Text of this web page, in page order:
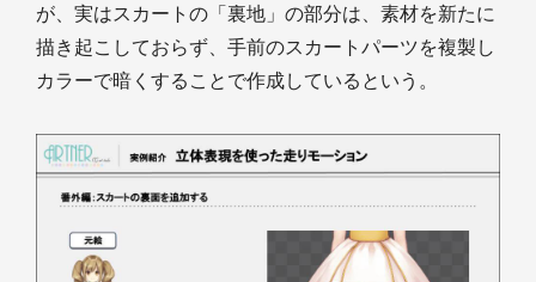
が、実はスカートの「裏地」の部分は、素材を新たに
描き起こしておらず、手前のスカートパーツを複製し
カラーで暗くすることで作成しているという。